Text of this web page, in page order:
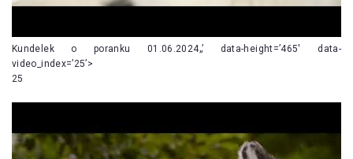
Kundelek o poranku 01.06.2024„’ data-height=’465′ data-
video_index=’25’>
25